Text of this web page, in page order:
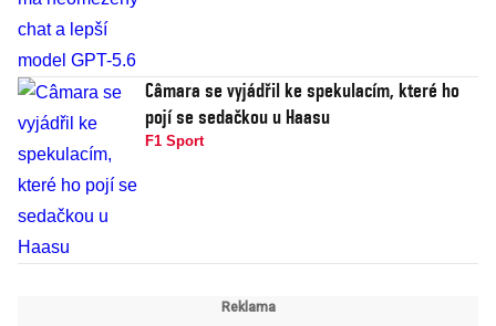
Câmara se vyjádřil ke spekulacím, které ho
pojí se sedačkou u Haasu
F1 Sport